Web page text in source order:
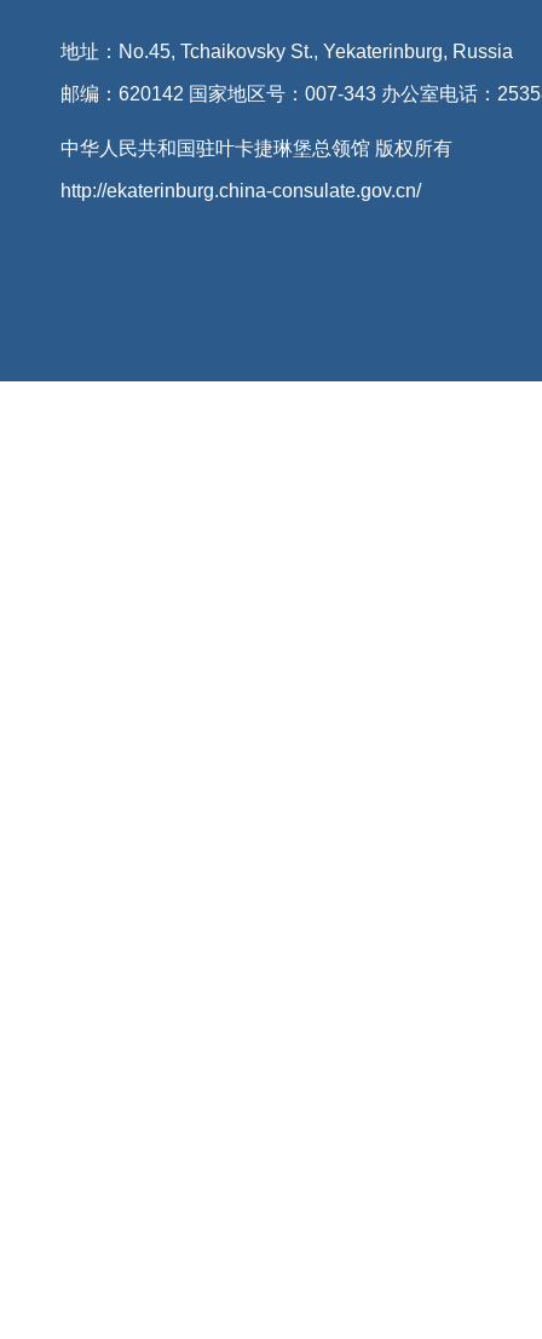
地址：No.45, Tchaikovsky St., Yekaterinburg, Russia
邮编：620142 国家地区号：007-343 办公室电话：
中华人民共和国驻叶卡捷琳堡总领馆 版权所有
http://ekaterinburg.china-consulate.gov.cn/